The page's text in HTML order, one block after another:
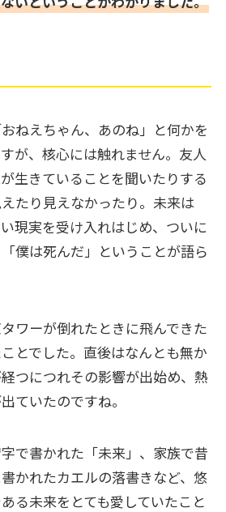
ねえちゃん、あのね」と何かを
が、核心には触れません。友人
生きていることを聞いたりする
たり見えなかったり。未来は
現実を受け入れはじめ、ついに
僕は死んだ」ということが語ら
ワーが倒れたときに飛んできた
とでした。直後はなんとも無か
つにつれその影響が出始め、熱
ていたのですね。
で書かれた「未来」、家族で昔
かれたカエルの落書きなど、悠
る未来をとても愛していたこと